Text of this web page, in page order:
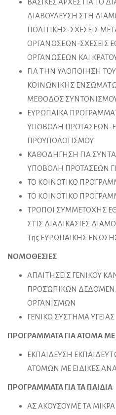
ΒΑΣΙΚΕΣ ΑΡΧΕΣ ΓΙΑ ΤΟ
ΔΙΑΒΟΥΛΕΥΣΗ ΣΤΗ
ΠΟΛΙΤΙΚΗΣ-ΣΧΕΣΕΙΣ
ΟΡΓΑΝΩΣΕΩΝ-ΣΧΕΣΕΙΣ
ΟΡΓΑΝΩΣΕΩΝ ΚΑΙ
ΓΙΑ ΤΗΝ ΥΛΟΠΟΙΗΣΗ
ΚΟΙΝΩΝΙΚΗΣ
ΜΕΘΟΔΟΣ
ΕΥΡΩΠΑΙΚΑ
ΥΠΟΒΟΛΗ ΠΡΟΤΑΣΕΩΝ-
ΠΡΟΥΠΟΛΟΓΙΣΜΟΥ
ΚΑΘΟΔΗΓΗΣΗ ΓΙΑ
ΥΠΟΒΟΛΗ ΠΡΟΤΑΣΕΩΝ
ΤΟ ΚΟΙΝΟΤΙΚΟ
ΤΟ ΚΟΙΝΟΤΙΚΟ
ΤΡΟΠΟΙ ΣΥΜΜΕΤΟΧΗΣ
ΣΤΙΣ ΔΙΑΔΙΚΑΣΙΕΣ
Της ΕΥΡΩΠΑΙΚΗΣ
ΝΟΜΟΘΕΣΙΕΣ
ΑΠΑΙΤΗΣΕΙΣ ΓΕΝΙΚΟΥ
ΠΡΟΣΩΠΙΚΩΝ
ΟΡΓΑΝΙΣΜΩΝ
ΓΕΝΙΚΟ ΣΥΣΤΗΜΑ ΥΓΕΙΑΣ
ΠΡΟΓΡΑΜΜΑΤΑ ΓΙΑ ΑΤΟΜΑ ΜΕ
ΕΚΠΑΙΔΕΥΣΗ
ΑΤΟΜΩΝ ΜΕ ΕΙΔΙΚΕΣ
ΠΡΟΓΡΑΜΜΑΤΑ ΓΙΑ ΤΑ ΠΑΙΔΙΑ
ΑΣ ΑΚΟΥΣΟΥΜΕ ΤΑ ΜΙΚΡΑ